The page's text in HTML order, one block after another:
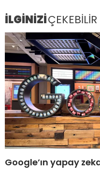
İLGİNİZİÇEKEBİLİR
Google’ın yapay